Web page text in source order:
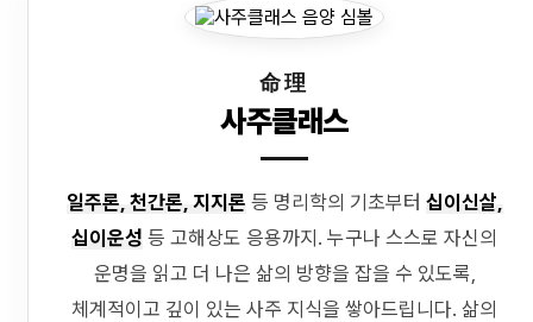
命理
사주클래스
일주론, 천간론, 지지론 등 명리학의 기초부터 십이신살,
십이운성 등 고해상도 응용까지. 누구나 스스로 자신의
운명을 읽고 더 나은 삶의 방향을 잡을 수 있도록,
체계적이고 깊이 있는 사주 지식을 쌓아드립니다. 삶의